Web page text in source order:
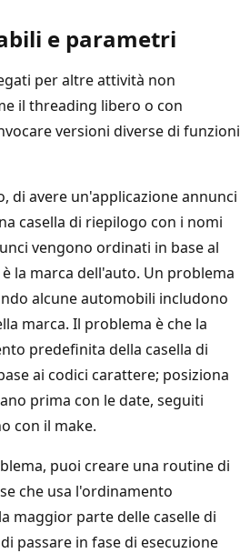
e parametri
per altre attività non
il threading libero o con
versioni diverse di funzioni
di avere un'applicazione annunci
casella di riepilogo con i nomi
vengono ordinati in base al
la marca dell'auto. Un problema
alcune automobili includono
marca. Il problema è che la
predefinita della casella di
ai codici carattere; posiziona
prima con le date, seguiti
con il make.
puoi creare una routine di
che usa l'ordinamento
maggior parte delle caselle di
passare in fase di esecuzione